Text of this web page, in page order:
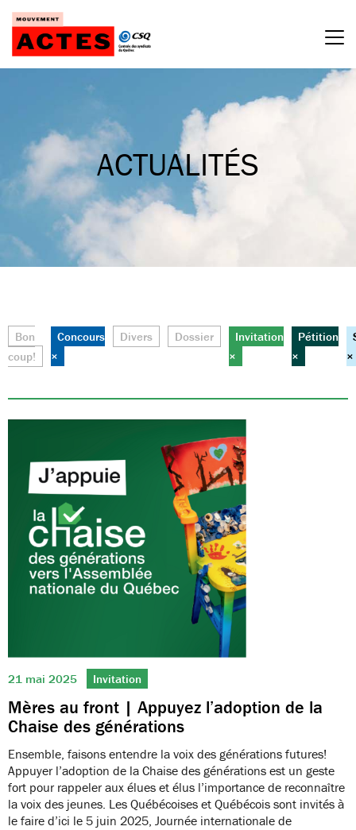
Passer
contenu
ACTUALITÉS
21 mai 2025 Invitation
Mères au front | Appuyez l’adoption de la
Chaise des générations
Ensemble, faisons entendre la voix des générations futures!
Appuyer l’adoption de la Chaise des générations est un geste
fort pour rappeler aux élues et élus l’importance de reconnaître
la voix des jeunes. Les Québécoises et Québécois sont invités à
le faire d’ici le 5 juin 2025, Journée internationale de
Bon
coup!
Concours
×
Divers Dossier
Invitation
×
Pétition
×
×